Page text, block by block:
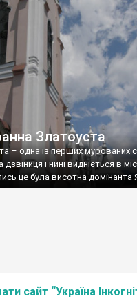
Златоуста
– одна із перших мурованих
і нині видніється в
це була висотна домінанта
сайт “Україна